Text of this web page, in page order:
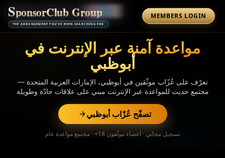
SponsorClub Group
THE ARRANGEMENT YOU'VE BEEN SEARCHING FOR
MEMBERS LOGIN
مواعدة آمنة عبر الإنترنت في
أبوظبي
تعرّف على عُزّاب موثّقين في أبوظبي، الإمارات العربية المتحدة —
مجتمع حديث للمواعدة عبر الإنترنت مبني على علاقات جادّة وطويلة
الاصطناعي، ودردشة مشفّرة. تصفّح مجاني.
تصفّح عُزّاب أبوظبي
تسجيل مجاني · أعضاء موثّقون 18+ · مجتمع مواعدة عام